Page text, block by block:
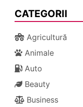
CATEGORII
Agricultură
Animale
Auto
Beauty
Business